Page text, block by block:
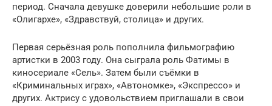
период. Сначала девушке доверили небольшие роли в
«Олигархе», «Здравствуй, столица» и других.
Первая серьёзная роль пополнила фильмографию
артистки в 2003 году. Она сыграла роль Фатимы в
киносериале «Сель». Затем были съёмки в
«Криминальных играх», «Автономке», «Экспрессо» и
других. Актрису с удовольствием приглашали в свои